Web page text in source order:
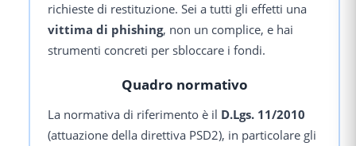
richieste di restituzione. Sei a tutti gli effetti una
vittima di phishing, non un complice, e hai
strumenti concreti per sbloccare i fondi.
Quadro normativo
La normativa di riferimento è il D.Lgs. 11/2010
(attuazione della direttiva PSD2), in particolare gli